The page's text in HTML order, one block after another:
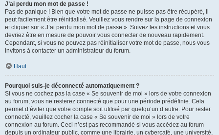
J’ai perdu mon mot de passe !
Pas de panique ! Bien que votre mot de passe ne puisse pas être récupéré, il
peut facilement être réinitialisé. Veuillez vous rendre sur la page de connexion
et cliquer sur « J’ai perdu mon mot de passe ». Suivez les instructions et vous
devriez être en mesure de pouvoir vous connecter de nouveau rapidement.
Cependant, si vous ne pouvez pas réinitialiser votre mot de passe, nous vous
invitons à contacter un administrateur du forum.
Haut
Pourquoi suis-je déconnecté automatiquement ?
Si vous ne cochez pas la case « Se souvenir de moi » lors de votre connexion
au forum, vous ne resterez connecté que pour une période prédéfinie. Cela
permet d’éviter que votre compte soit utilisé par quelqu’un d’autre. Pour rester
connecté, veuillez cocher la case « Se souvenir de moi » lors de votre
connexion au forum. Ceci n’est pas recommandé si vous accédez au forum
depuis un ordinateur public, comme une librairie, un cybercafé, une université,